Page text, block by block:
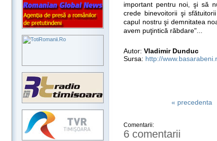
important pentru noi, şi să
crede binevoitorii şi
capul nostru şi demnitatea
avem puţintică răbdare"...
Autor: Vladimir Dunduc
Sursa: http://
« precedenta
Comentarii:
6 comentarii